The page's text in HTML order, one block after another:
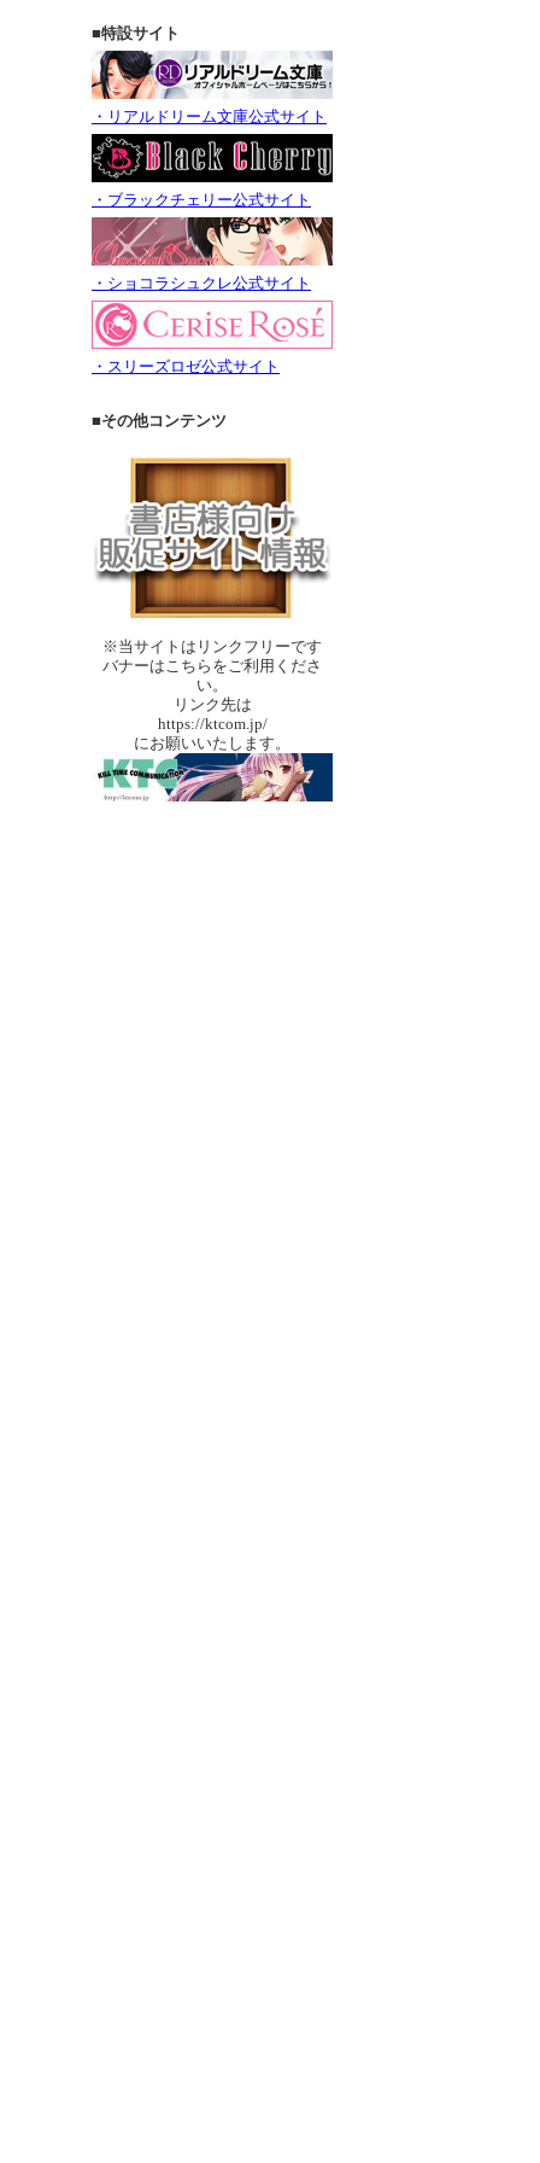
■特設サイト
・リアルドリーム文庫公式サイト
・ブラックチェリー公式サイト
・ショコラシュクレ公式サイト
・スリーズロゼ公式サイト
■その他コンテンツ
※当サイトはリンクフリーです
バナーはこちらをご利用くださ
い。
リンク先は
https://ktcom.jp/
にお願いいたします。